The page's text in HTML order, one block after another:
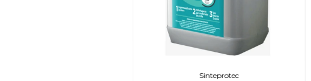
Sinteprotec